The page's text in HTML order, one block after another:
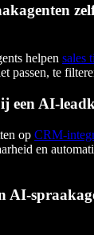
helpen sales
passen, te
een AI-
op CRM-
en
AI-